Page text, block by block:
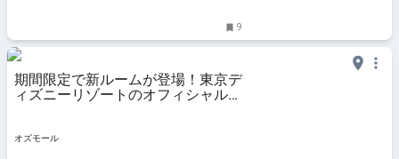
9
期間限定で新ルームが登場！東京デ
ィズニーリゾートのオフィシャルホ
オズモール